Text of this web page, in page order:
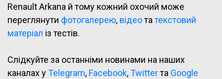
Renault Arkana й тому кожний охочий може
переглянути фотогалерею, відеотатекстовий
матеріал із тестів.
Слідкуйте за останніми новинами на наших
каналах уTelegram, Facebook,Twitterта Google